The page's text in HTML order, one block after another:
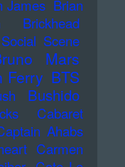
James Brian
Brickhead
Scene
Mars
Ferry BTS
Bushido
Cabaret
Ahabs
Carmen